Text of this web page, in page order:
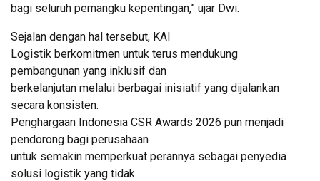
bagi seluruh pemangku kepentingan,” ujar Dwi.
Sejalan dengan hal tersebut, KAI
Logistik berkomitmen untuk terus mendukung
pembangunan yang inklusif dan
berkelanjutan melalui berbagai inisiatif yang dijalankan
secara konsisten.
Penghargaan Indonesia CSR Awards 2026 pun menjadi
pendorong bagi perusahaan
untuk semakin memperkuat perannya sebagai penyedia
solusi logistik yang tidak